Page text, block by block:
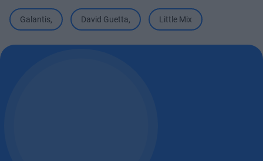
Galantis, David Guetta, Little Mix